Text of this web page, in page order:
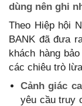
dùng nên ghi
Theo Hiệp hội
BANK đã đưa
khách hàng
các chiêu trò
Cảnh giác
yêu cầu truy